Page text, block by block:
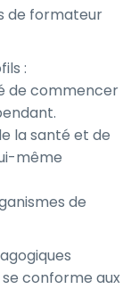
de formateur
:
de commencer
la santé et de
même
de
conforme aux